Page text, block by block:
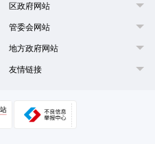
区政府网站
管委会网站
地方政府网站
友情链接